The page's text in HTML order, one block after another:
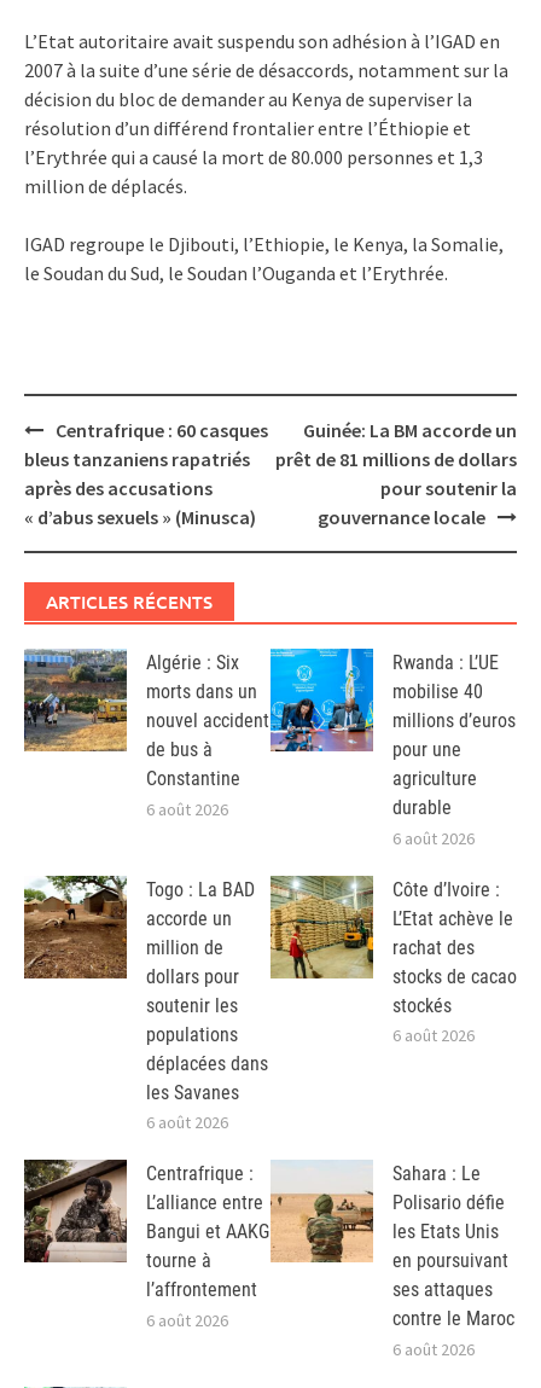
L’Etat autoritaire avait suspendu son adhésion à l’IGAD en
2007 à la suite d’une série de désaccords, notamment sur la
décision du bloc de demander au Kenya de superviser la
résolution d’un différend frontalier entre l’Éthiopie et
l’Erythrée qui a causé la mort de 80.000 personnes et 1,3
million de déplacés.
IGAD regroupe le Djibouti, l’Ethiopie, le Kenya, la Somalie,
le Soudan du Sud, le Soudan l’Ouganda et l’Erythrée.
Post
navigation
Centrafrique : 60 casques
bleus tanzaniens rapatriés
après des accusations
« d’abus sexuels » (Minusca)
Guinée: La BM accorde un
prêt de 81 millions de dollars
pour soutenir la
gouvernance locale
ARTICLES RÉCENTS
Algérie : Six
morts dans un
nouvel accident
de bus à
Constantine
6 août 2026
Rwanda : L’UE
mobilise 40
millions d’euros
pour une
agriculture
durable
6 août 2026
Togo : La BAD
accorde un
million de
dollars pour
soutenir les
populations
déplacées dans
les Savanes
6 août 2026
Côte d’Ivoire :
L’Etat achève le
rachat des
stocks de cacao
stockés
6 août 2026
Centrafrique :
L’alliance entre
Bangui et AAKG
tourne à
l’affrontement
6 août 2026
Sahara : Le
Polisario défie
les Etats Unis
en poursuivant
ses attaques
contre le Maroc
6 août 2026